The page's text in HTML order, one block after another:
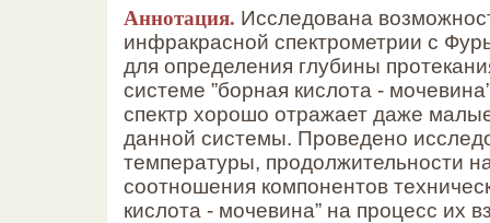
Аннотация. Исследована
инфракрасной спектрометрии с
для определения глубины
системе ”борная кислота -
спектр хорошо отражает даже
данной системы. Проведено
температуры, продолжительности
соотношения компонентов
кислота - мочевина” на процесс их